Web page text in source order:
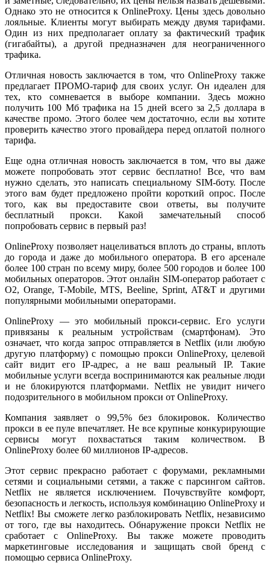
Однако это не относится к OnlineProxy. Цены здесь довольно
лояльные. Клиенты могут выбирать между двумя тарифами.
Один из них предполагает оплату за фактический трафик
(гигабайты), а другой предназначен для неограниченного
трафика.
Отличная новость заключается в том, что OnlineProxy также
предлагает ПРОМО-тариф для своих услуг. Он идеален для
тех, кто сомневается в выборе компании. Здесь можно
получить 100 Мб трафика на 15 дней всего за 2,5 доллара в
качестве промо. Этого более чем достаточно, если вы хотите
проверить качество этого провайдера перед оплатой полного
тарифа.
Еще одна отличная новость заключается в том, что вы даже
можете попробовать этот сервис бесплатно! Все, что вам
нужно сделать, это написать специальному SIM-боту. После
этого вам будет предложено пройти короткий опрос. После
того, как вы предоставите свои ответы, вы получите
бесплатный прокси. Какой замечательный способ
попробовать сервис в первый раз!
OnlineProxy позволяет нацеливаться вплоть до страны, вплоть
до города и даже до мобильного оператора. В его арсенале
более 100 стран по всему миру, более 500 городов и более 100
мобильных операторов. Этот онлайн SIM-оператор работает с
O2, Orange, T-Mobile, MTS, Beeline, Sprint, AT&T и другими
популярными мобильными операторами.
OnlineProxy — это мобильный прокси-сервис. Его услуги
привязаны к реальным устройствам (смартфонам). Это
означает, что когда запрос отправляется в Netflix (или любую
другую платформу) с помощью прокси OnlineProxy, целевой
сайт видит его IP-адрес, а не ваш реальный IP. Такие
мобильные услуги всегда воспринимаются как реальные люди
и не блокируются платформами. Netflix не увидит ничего
подозрительного в мобильном прокси от OnlineProxy.
Компания заявляет о 99,5% без блокировок. Количество
прокси в ее пуле впечатляет. Не все крупные конкурирующие
сервисы могут похвастаться таким количеством. В
OnlineProxy более 60 миллионов IP-адресов.
Этот сервис прекрасно работает с форумами, рекламными
сетями и социальными сетями, а также с парсингом сайтов.
Netflix не является исключением. Почувствуйте комфорт,
безопасность и легкость, используя комбинацию OnlineProxy и
Netflix! Вы сможете легко разблокировать Netflix, независимо
от того, где вы находитесь. Обнаружение прокси Netflix не
сработает с OnlineProxy. Вы также можете проводить
маркетинговые исследования и защищать свой бренд с
помощью сервиса OnlineProxy.